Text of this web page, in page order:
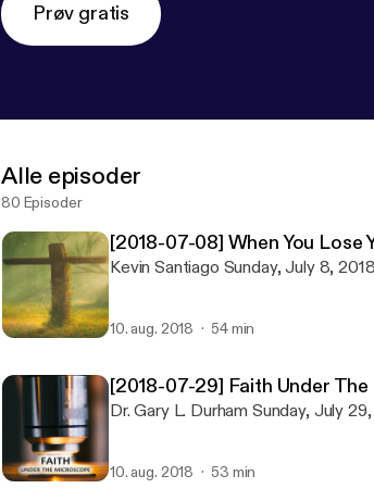
Prøv gratis
Alle episoder
80 Episoder
[2018-07-08] When You Lose
Kevin Santiago Sunday, July 8, 2018
10. aug. 2018 54 min
[2018-07-29] Faith Under
Dr. Gary L. Durham Sunday, July
10. aug. 2018 53 min